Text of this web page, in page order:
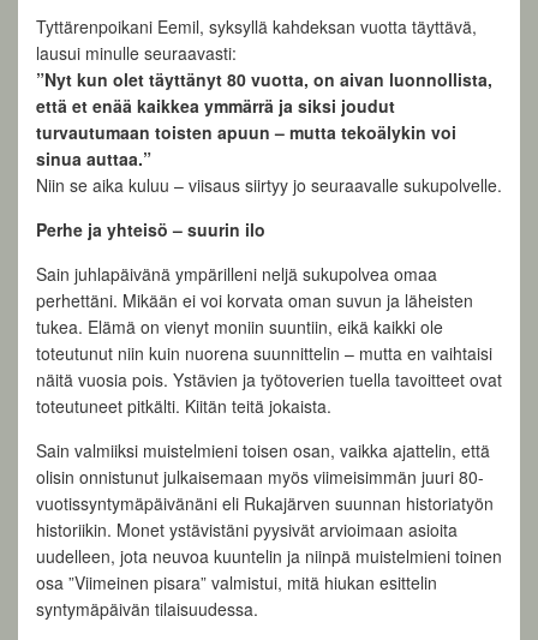
Tyttärenpoikani Eemil, syksyllä kahdeksan vuotta täyttävä,
lausui minulle seuraavasti:
”Nyt kun olet täyttänyt 80 vuotta, on aivan luonnollista,
että et enää kaikkea ymmärrä ja siksi joudut
turvautumaan toisten apuun – mutta tekoälykin voi
sinua auttaa.”
Niin se aika kuluu – viisaus siirtyy jo seuraavalle sukupolvelle.
Perhe ja yhteisö – suurin ilo
Sain juhlapäivänä ympärilleni neljä sukupolvea omaa
perhettäni. Mikään ei voi korvata oman suvun ja läheisten
tukea. Elämä on vienyt moniin suuntiin, eikä kaikki ole
toteutunut niin kuin nuorena suunnittelin – mutta en vaihtaisi
näitä vuosia pois. Ystävien ja työtoverien tuella tavoitteet ovat
toteutuneet pitkälti. Kiitän teitä jokaista.
Sain valmiiksi muistelmieni toisen osan, vaikka ajattelin, että
olisin onnistunut julkaisemaan myös viimeisimmän juuri 80-
vuotissyntymäpäivänäni eli Rukajärven suunnan historiatyön
historiikin. Monet ystävistäni pyysivät arvioimaan asioita
uudelleen, jota neuvoa kuuntelin ja niinpä muistelmieni toinen
osa ”Viimeinen pisara” valmistui, mitä hiukan esittelin
syntymäpäivän tilaisuudessa.